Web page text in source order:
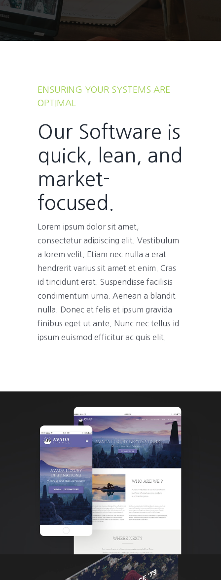
ENSURING YOUR SYSTEMS ARE
OPTIMAL
Our Software is
quick, lean, and
market-
focused.
Lorem ipsum dolor sit amet,
consectetur adipiscing elit. Vestibulum
a lorem velit. Etiam nec nulla a erat
hendrerit varius sit amet et enim. Cras
id tincidunt erat. Suspendisse facilisis
condimentum urna. Aenean a blandit
nulla. Donec et felis et ipsum gravida
finibus eget ut ante. Nunc nec tellus id
ipsum euismod efficitur ac quis elit.